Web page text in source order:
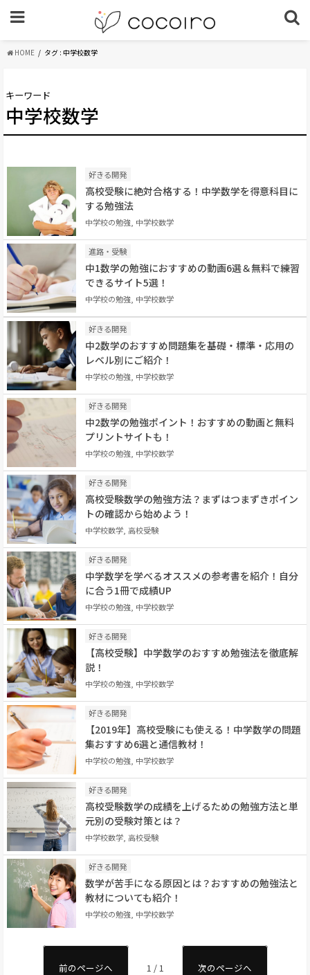
HOME タグ : 中学校数学
キーワード
中学校数学
好きる開発
高校受験に絶対合格する！中学数学を得意科目に
する勉強法
中学校の勉強, 中学校数学
進路・受験
中1数学の勉強におすすめの動画6選＆無料で練習
できるサイト5選！
中学校の勉強, 中学校数学
好きる開発
中2数学のおすすめ問題集を基礎・標準・応用の
レベル別にご紹介！
中学校の勉強, 中学校数学
好きる開発
中2数学の勉強ポイント！おすすめの動画と無料
プリントサイトも！
中学校の勉強, 中学校数学
好きる開発
高校受験数学の勉強方法？まずはつまずきポイン
トの確認から始めよう！
中学校数学, 高校受験
好きる開発
中学数学を学べるオススメの参考書を紹介！自分
に合う1冊で成績UP
中学校の勉強, 中学校数学
好きる開発
【高校受験】中学数学のおすすめ勉強法を徹底解
説！
中学校の勉強, 中学校数学
好きる開発
【2019年】高校受験にも使える！中学数学の問題
集おすすめ6選と通信教材！
中学校の勉強, 中学校数学
好きる開発
高校受験数学の成績を上げるための勉強方法と単
元別の受験対策とは？
中学校数学, 高校受験
好きる開発
数学が苦手になる原因とは？おすすめの勉強法と
教材についても紹介！
中学校の勉強, 中学校数学
前のページへ 1 / 1 次のページへ